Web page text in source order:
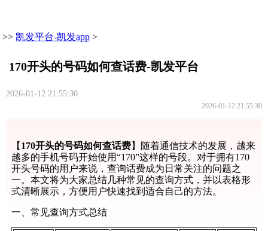
>> 凯发平台-凯发app >
170开头的号码如何查话费-凯发平台
2026-01-12 21:55:30
2026-01-12 21:55:30
【 170开头的号码如何查话费】随着通信技术的发展，越来
越多的手机号码开始使用“170”这样的号段。对于拥有170
开头号码的用户来说，查询话费成为日常关注的问题之
一。本文将为大家总结几种常见的查询方式，并以表格形
式清晰展示，方便用户快速找到适合自己的方法。
一、常见查询方式总结